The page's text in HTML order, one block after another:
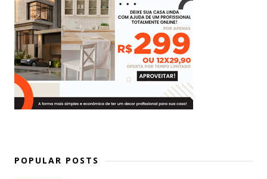
POPULAR POSTS